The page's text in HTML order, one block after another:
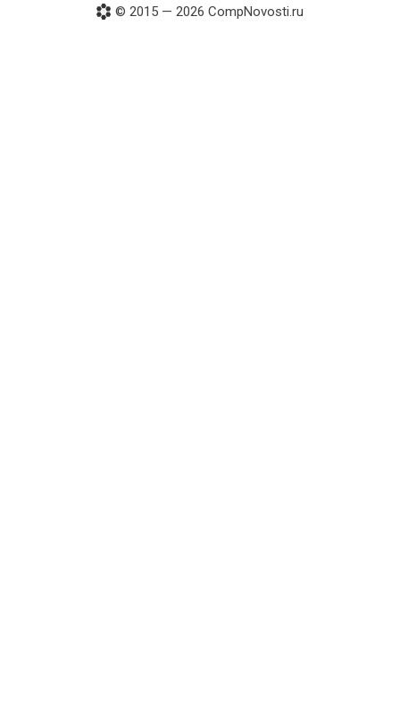
© 2015 — 2026 CompNovosti.ru